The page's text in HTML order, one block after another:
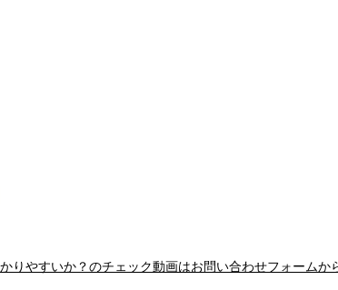
やすいか？のチェック動画はお問い合わせフォームか